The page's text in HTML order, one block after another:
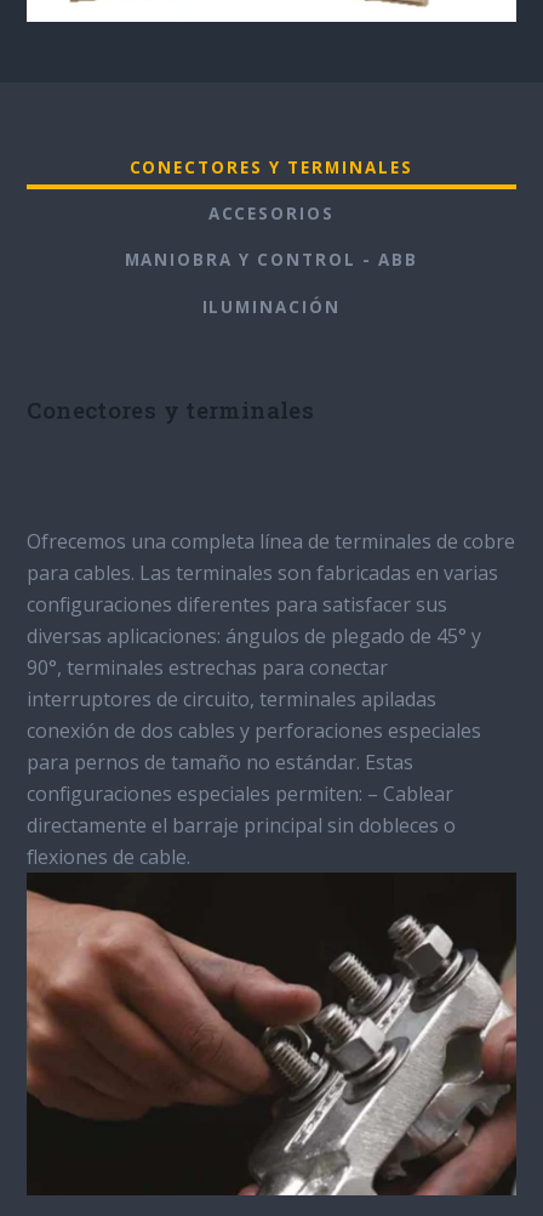
CONECTORES Y TERMINALES
ACCESORIOS
MANIOBRA Y CONTROL - ABB
ILUMINACIÓN
Conectores y terminales
Ofrecemos una completa línea de terminales de cobre
para cables. Las terminales son fabricadas en varias
configuraciones diferentes para satisfacer sus
diversas aplicaciones: ángulos de plegado de 45° y
90°, terminales estrechas para conectar
interruptores de circuito, terminales apiladas
conexión de dos cables y perforaciones especiales
para pernos de tamaño no estándar. Estas
configuraciones especiales permiten: – Cablear
directamente el barraje principal sin dobleces o
flexiones de cable.